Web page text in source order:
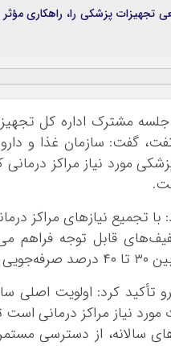
پزشکی را، راهکاری مؤثر
جلسه مشترک اداره کل
گفت: سازمان غذا و
مورد نیاز مراکز
تجمیع نیازهای مراکز
قابل توجه فراهم
کند.
کرد: اولویت اصلی
نیاز مراکز درمانی است
سالانه، از دسترسی